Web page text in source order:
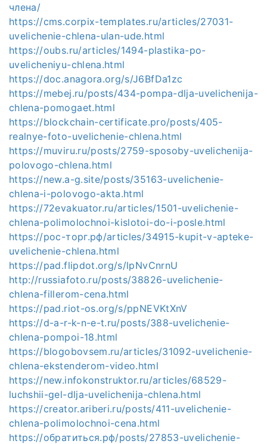
члена/
https://cms.corpix-templates.ru/articles/27031-
uvelichenie-chlena-ulan-ude.html
https://oubs.ru/articles/1494-plastika-po-
uvelicheniyu-chlena.html
https://doc.anagora.org/s/J6BfDa1zc
https://mebej.ru/posts/434-pompa-dlja-uvelichenija-
chlena-pomogaet.html
https://blockchain-certificate.pro/posts/405-
realnye-foto-uvelichenie-chlena.html
https://muviru.ru/posts/2759-sposoby-uvelichenija-
polovogo-chlena.html
https://new.a-g.site/posts/35163-uvelichenie-
chlena-i-polovogo-akta.html
https://72evakuator.ru/articles/1501-uvelichenie-
chlena-polimolochnoi-kislotoi-do-i-posle.html
https://рос-торг.рф/articles/34915-kupit-v-apteke-
uvelichenie-chlena.html
https://pad.flipdot.org/s/lpNvCnrnU
http://russiafoto.ru/posts/38826-uvelichenie-
chlena-fillerom-cena.html
https://pad.riot-os.org/s/ppNEVKtXnV
https://d-a-r-k-n-e-t.ru/posts/388-uvelichenie-
chlena-pompoi-18.html
https://blogobovsem.ru/articles/31092-uvelichenie-
chlena-ekstenderom-video.html
https://new.infokonstruktor.ru/articles/68529-
luchshii-gel-dlja-uvelichenija-chlena.html
https://creator.ariberi.ru/posts/411-uvelichenie-
chlena-polimolochnoi-cena.html
https://обратиться.рф/posts/27853-uvelichenie-